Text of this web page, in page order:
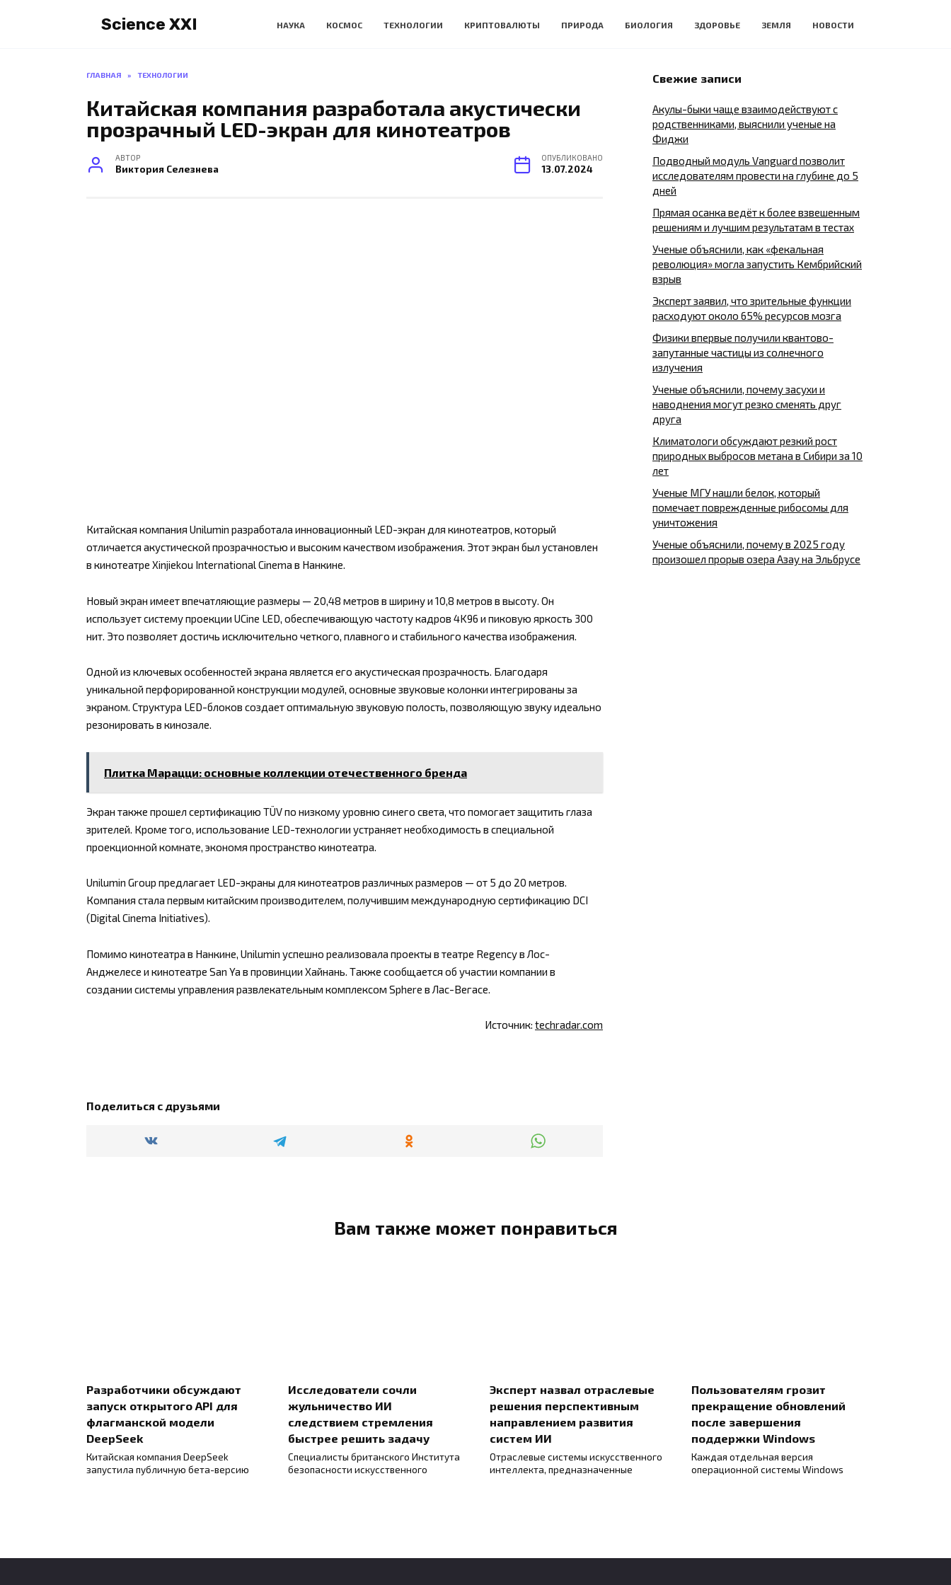
Science XXI НАУКА КОСМОС ТЕХНОЛОГИИ КРИПТОВАЛЮТЫ ПРИРОДА БИОЛОГИЯ ЗДОРОВЬЕ ЗЕМЛЯ НОВОСТИ
ГЛАВНАЯ » ТЕХНОЛОГИИ
Китайская компания разработала акустически
прозрачный LED-экран для кинотеатров
АВТОР
Виктория Селезнева
ОПУБЛИКОВАНО
13.07.2024
Китайская компания Unilumin разработала инновационный LED-экран для кинотеатров, который
отличается акустической прозрачностью и высоким качеством изображения. Этот экран был установлен
в кинотеатре Xinjiekou International Cinema в Нанкине.
Новый экран имеет впечатляющие размеры — 20,48 метров в ширину и 10,8 метров в высоту. Он
использует систему проекции UCine LED, обеспечивающую частоту кадров 4K96 и пиковую яркость 300
нит. Это позволяет достичь исключительно четкого, плавного и стабильного качества изображения.
Одной из ключевых особенностей экрана является его акустическая прозрачность. Благодаря
уникальной перфорированной конструкции модулей, основные звуковые колонки интегрированы за
экраном. Структура LED-блоков создает оптимальную звуковую полость, позволяющую звуку идеально
резонировать в кинозале.
Плитка Марацци: основные коллекции отечественного бренда
Экран также прошел сертификацию TÜV по низкому уровню синего света, что помогает защитить глаза
зрителей. Кроме того, использование LED-технологии устраняет необходимость в специальной
проекционной комнате, экономя пространство кинотеатра.
Unilumin Group предлагает LED-экраны для кинотеатров различных размеров — от 5 до 20 метров.
Компания стала первым китайским производителем, получившим международную сертификацию DCI
(Digital Cinema Initiatives).
Помимо кинотеатра в Нанкине, Unilumin успешно реализовала проекты в театре Regency в Лос-
Анджелесе и кинотеатре San Ya в провинции Хайнань. Также сообщается об участии компании в
создании системы управления развлекательным комплексом Sphere в Лас-Вегасе.
Источник: techradar.com
Поделиться с друзьями
Свежие записи
Акулы-быки чаще взаимодействуют с
родственниками, выяснили ученые на
Фиджи
Подводный модуль Vanguard позволит
исследователям провести на глубине до 5
дней
Прямая осанка ведёт к более взвешенным
решениям и лучшим результатам в тестах
Ученые объяснили, как «фекальная
революция» могла запустить Кембрийский
взрыв
Эксперт заявил, что зрительные функции
расходуют около 65% ресурсов мозга
Физики впервые получили квантово-
запутанные частицы из солнечного
излучения
Ученые объяснили, почему засухи и
наводнения могут резко сменять друг
друга
Климатологи обсуждают резкий рост
природных выбросов метана в Сибири за 10
лет
Ученые МГУ нашли белок, который
помечает поврежденные рибосомы для
уничтожения
Ученые объяснили, почему в 2025 году
произошел прорыв озера Азау на Эльбрусе
Вам также может понравиться
Разработчики обсуждают
запуск открытого API для
флагманской модели
DeepSeek
Китайская компания DeepSeek
запустила публичную бета-версию
Исследователи сочли
жульничество ИИ
следствием стремления
быстрее решить задачу
Специалисты британского Института
безопасности искусственного
Эксперт назвал отраслевые
решения перспективным
направлением развития
систем ИИ
Отраслевые системы искусственного
интеллекта, предназначенные
Пользователям грозит
прекращение обновлений
после завершения
поддержки Windows
Каждая отдельная версия
операционной системы Windows